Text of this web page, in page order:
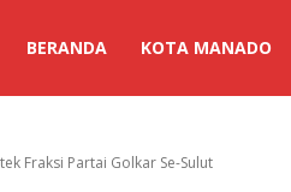
BERANDA KOTA MANADO
Fraksi Partai Golkar Se-Sulut